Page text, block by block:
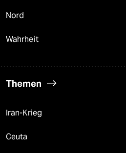
Nord
Wahrheit
Themen
Iran-Krieg
Ceuta